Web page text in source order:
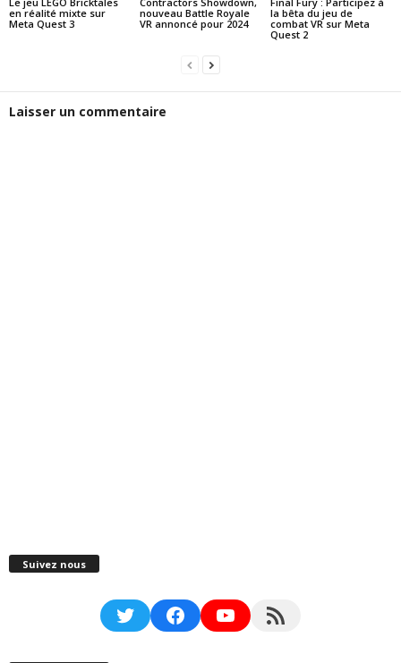
en réalité mixte sur
Meta Quest 3
nouveau Battle Royale
VR annoncé pour 2024
la bêta du jeu de
combat VR sur Meta
Quest 2
Laisser un commentaire
Suivez nous
TwitterFacebookYouTubeRSS Feed